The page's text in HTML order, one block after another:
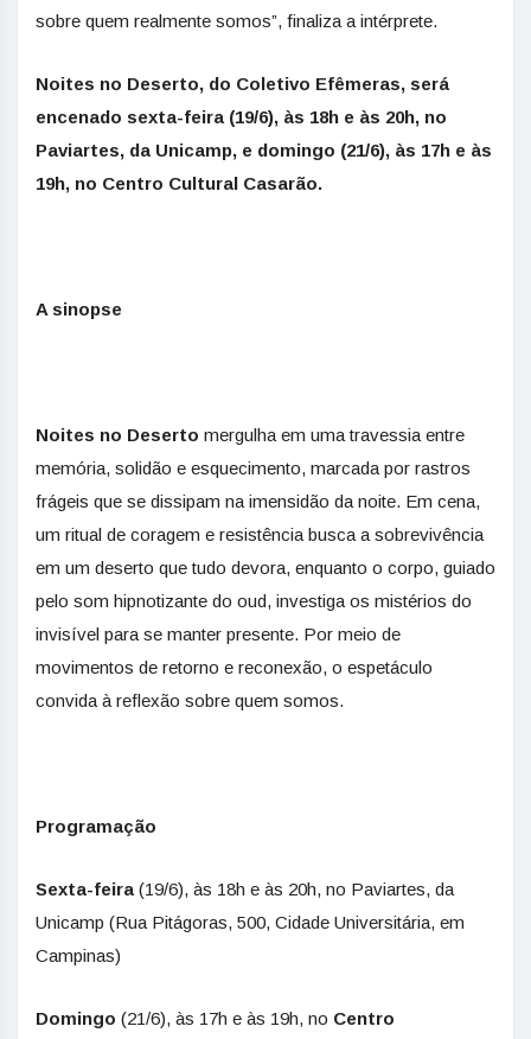
sobre quem realmente somos”, finaliza a intérprete.
Noites no Deserto, do Coletivo Efêmeras, será
encenado sexta-feira (19/6), às 18h e às 20h, no
Paviartes, da Unicamp, e domingo (21/6), às 17h e às
19h, no Centro Cultural Casarão.
A sinopse
Noites no Deserto mergulha em uma travessia entre
memória, solidão e esquecimento, marcada por rastros
frágeis que se dissipam na imensidão da noite. Em cena,
um ritual de coragem e resistência busca a sobrevivência
em um deserto que tudo devora, enquanto o corpo, guiado
pelo som hipnotizante do oud, investiga os mistérios do
invisível para se manter presente. Por meio de
movimentos de retorno e reconexão, o espetáculo
convida à reflexão sobre quem somos.
Programação
Sexta-feira (19/6), às 18h e às 20h, no Paviartes, da
Unicamp (Rua Pitágoras, 500, Cidade Universitária, em
Campinas)
Domingo (21/6), às 17h e às 19h, no Centro